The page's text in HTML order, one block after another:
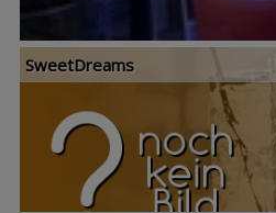
SweetDreams